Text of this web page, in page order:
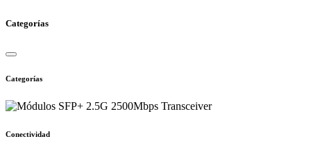
Categorías
Categorías
Conectividad